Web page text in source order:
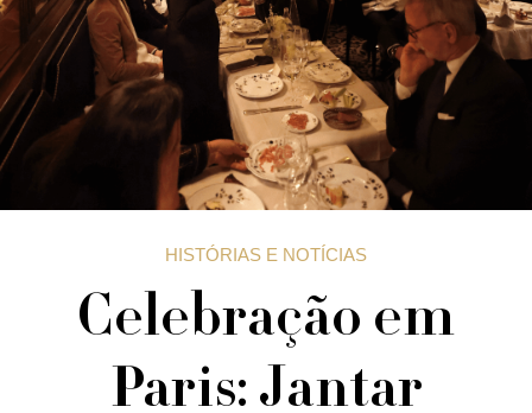
HISTÓRIAS E NOTÍCIAS
Celebração em
Paris: Jantar